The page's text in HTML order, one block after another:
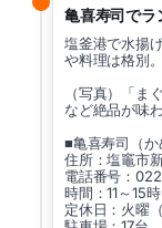
亀喜寿司でラ
塩釜港で水揚
や料理は格別。
（写真）「ま
など絶品が味
■亀喜寿司（か
住所：塩竈市
電話番号：
時間：11～15
定休日：火曜